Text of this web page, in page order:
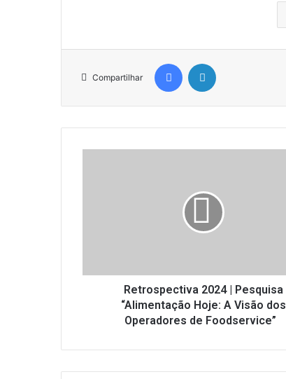
Compartilhar
Facebook
dos
Operadores
Foodservice”
Retrospectiva 2024 | Pesquisa
“Alimentação Hoje: A Visão dos
Operadores de Foodservice”